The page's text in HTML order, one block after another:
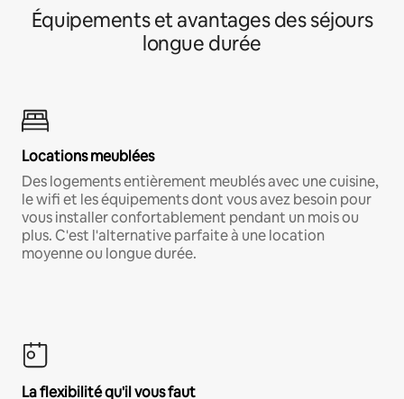
Équipements et avantages des séjours
longue durée
Locations meublées
Des logements entièrement meublés avec une cuisine,
le wifi et les équipements dont vous avez besoin pour
vous installer confortablement pendant un mois ou
plus. C'est l'alternative parfaite à une location
moyenne ou longue durée.
La flexibilité qu'il vous faut